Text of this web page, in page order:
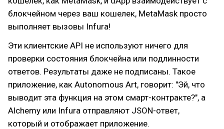
блокчейном через ваш кошелек, MetaMask просто
выполняет вызовы Infura!
Эти клиентские API не используют ничего для
проверки состояния блокчейна или подлинности
ответов. Результаты даже не подписаны. Такое
приложение, как Autonomous Art, говорит: "Эй, что
выводит эта функция на этом смарт-контракте?", а
Alchemy или Infura отправляют JSON-ответ,
который и отображает приложение.